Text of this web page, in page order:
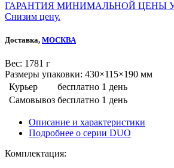
ГАРАНТИЯ МИНИМАЛЬНОЙ ЦЕНЫ
Снизим цену.
Доставка, МОСКВА
Веc: 1781 г
Размеры упаковки: 430×115×190 мм
Курьер
бесплатно 1 день
Самовывоз бесплатно 1 день
Описание и характеристики
Подробнее о серии DUO
Комплектация: